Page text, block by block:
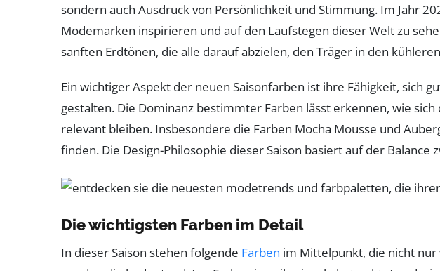
sondern auch Ausdruck von Persönlichkeit und Stimmung. Im Jahr
Modemarken inspirieren und auf den Laufstegen dieser Welt zu
sanften Erdtönen, die alle darauf abzielen, den Träger in den
Ein wichtiger Aspekt der neuen Saisonfarben ist ihre Fähigkeit, sich
gestalten. Die Dominanz bestimmter Farben lässt erkennen, wie sich
relevant bleiben. Insbesondere die Farben Mocha Mousse und
finden. Die Design-Philosophie dieser Saison basiert auf der
Die wichtigsten Farben im Detail
In dieser Saison stehen folgende Farben im Mittelpunkt, die nicht nur